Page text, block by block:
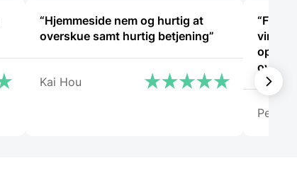
“Hjemmeside nem og hurtig at
overskue samt hurtig betjening”
Kai Hou
ovn til
ikke
Peter